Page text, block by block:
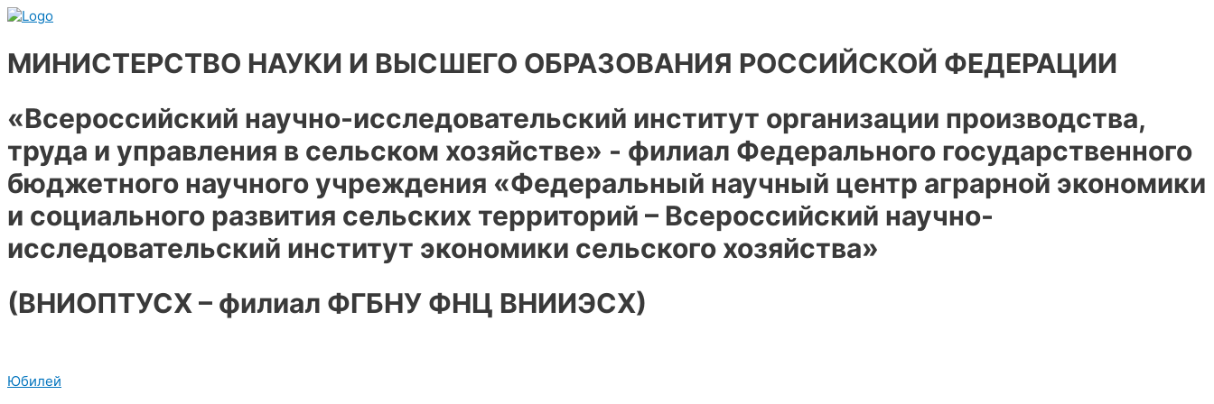
Перейти
содержимому
МИНИСТЕРСТВО НАУКИ И ВЫСШЕГО ОБРАЗОВАНИЯ РОССИЙСКОЙ ФЕДЕРАЦИИ
«Всероссийский научно-исследовательский институт организации производства,
труда и управления в сельском хозяйстве» - филиал Федерального государственного
бюджетного научного учреждения «Федеральный научный центр аграрной экономики
и социального развития сельских территорий – Всероссийский научно-
исследовательский институт экономики сельского хозяйства»
(ВНИОПТУСХ – филиал ФГБНУ ФНЦ ВНИИЭСХ)
Юбилей